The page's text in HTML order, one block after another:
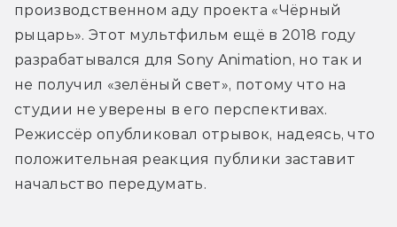
производственном аду проекта «Чёрный
рыцарь». Этот мультфильм ещё в 2018 году
разрабатывался для Sony Animation, но так и
не получил «зелёный свет», потому что на
студии не уверены в его перспективах.
Режиссёр опубликовал отрывок, надеясь, что
положительная реакция публики заставит
начальство передумать.